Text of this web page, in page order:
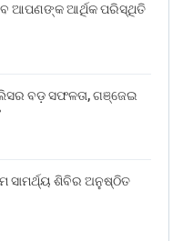
ଆପଣଙ୍କ ଆର୍ଥିକ ପରିସ୍ଥିତି
ବଡ଼ ସଫଳତା, ଗଞ୍ଜେଇ
ସାମର୍ଥ୍ୟ ଶିବିର ଅନୁଷ୍ଠିତ